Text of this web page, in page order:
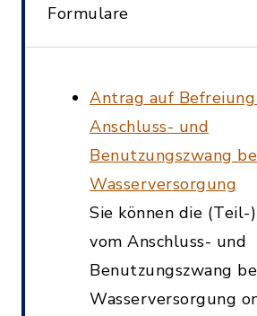
Formulare
Antrag auf
Anschluss- und
Benutzungszwang
Wasserversorgung
Sie können die (Teil-
vom Anschluss- und
Benutzungszwang
Wasserversorgung